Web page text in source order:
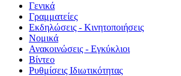
Γενικά
Γραμματείες
Εκδηλώσεις - Κινητοποιήσεις
Νομικά
Ανακοινώσεις - Εγκύκλιοι
Βίντεο
Ρυθμίσεις Ιδιωτικότητας